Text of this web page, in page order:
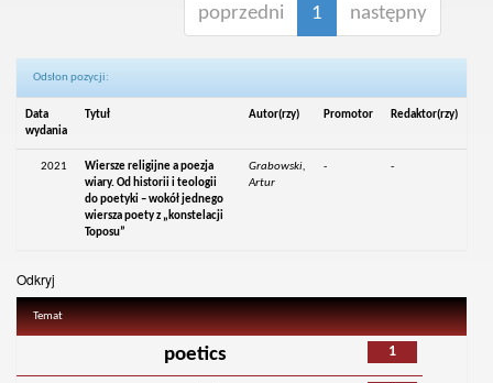
poprzedni 1 następny
Odsłon pozycji:
Data
wydania
Tytuł Autor(rzy) Promotor Redaktor(rzy)
2021
Wiersze religijne a poezja
wiary. Od historii i teologii
do poetyki – wokół jednego
wiersza poety z „konstelacji
Toposu”
Grabowski,
Artur
- -
Odkryj
Temat
1
poetics